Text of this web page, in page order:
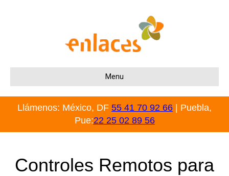
Menu
Llámenos: México, DF 55 41 70 92 66
| Puebla,
Pue:22 25 02 89 56
Controles Remotos para